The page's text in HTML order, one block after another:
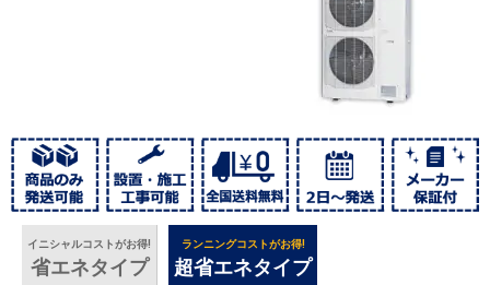
イニシャルコストがお得!
省エネタイプ
ランニングコストがお得!
超省エネタイプ